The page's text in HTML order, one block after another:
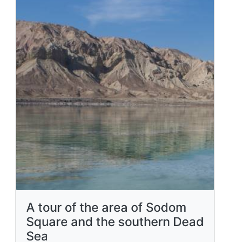
A tour of the area of Sodom
Square and the southern Dead
Sea